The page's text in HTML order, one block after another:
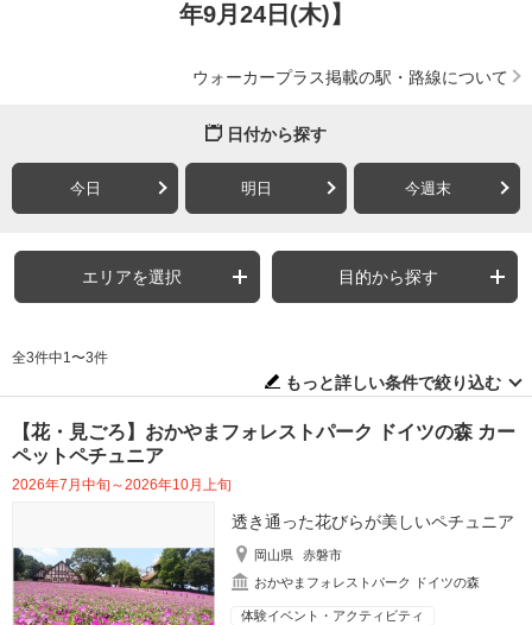
年9月24日(木)】
ウォーカープラス掲載の駅・路線について
日付から探す
今日 明日 今週末
エリアを選択 目的から探す
全3件中1〜3件
もっと詳しい条件で絞り込む
【花・見ごろ】おかやまフォレストパーク ドイツの森 カー
ペットペチュニア
2026年7月中旬～2026年10月上旬
透き通った花びらが美しいペチュニア
岡山県
赤磐市
おかやまフォレストパーク ドイツの森
体験イベント・アクティビティ